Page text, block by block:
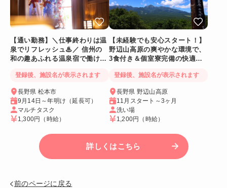
【通い勤務】＼仕事終わりは温
泉でリフレッシュ♨／ 信州の
和の趣あふれる温泉宿で働ける
登録後、施設名が表示されます
長野県 松本市
9月14日～年明け（延長可）
マルチタスク
1,300円 （時給）
【未経験でも安心スタート！】
野辺山高原の爽やかな環境で、
3食付き＆個室寮完備の快適リ
登録後、施設名が表示されます
長野県 野辺山高原
11月スタート～3ヶ月
洗い場
1,200円 （時給）
詳しくはこちら
前のページに戻る